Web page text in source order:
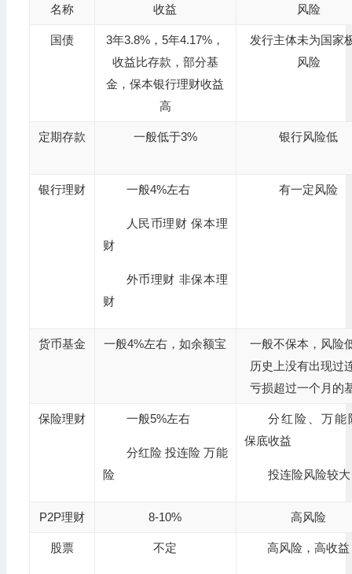
名称 收益 风险
国债
3年3.8%，5年4.17%，
收益比存款，部分基
金，保本银行理财收益
高
发行主体未为国家
风险
定期存款 一般低于3% 银行风险低
银行理财 一般4%左右
人民币理财 保本理
财
外币理财 非保本理
财
有一定风险
货币基金 一般4%左右，如余额宝
一般不保本，风险
历史上没有出现过
亏损超过一个月的
保险理财 一般5%左右
分红险 投连险 万能
险
分红险、万能
保底收益
投连险风险较大
P2P理财 8-10% 高风险
股票 不定 高风险，高收益